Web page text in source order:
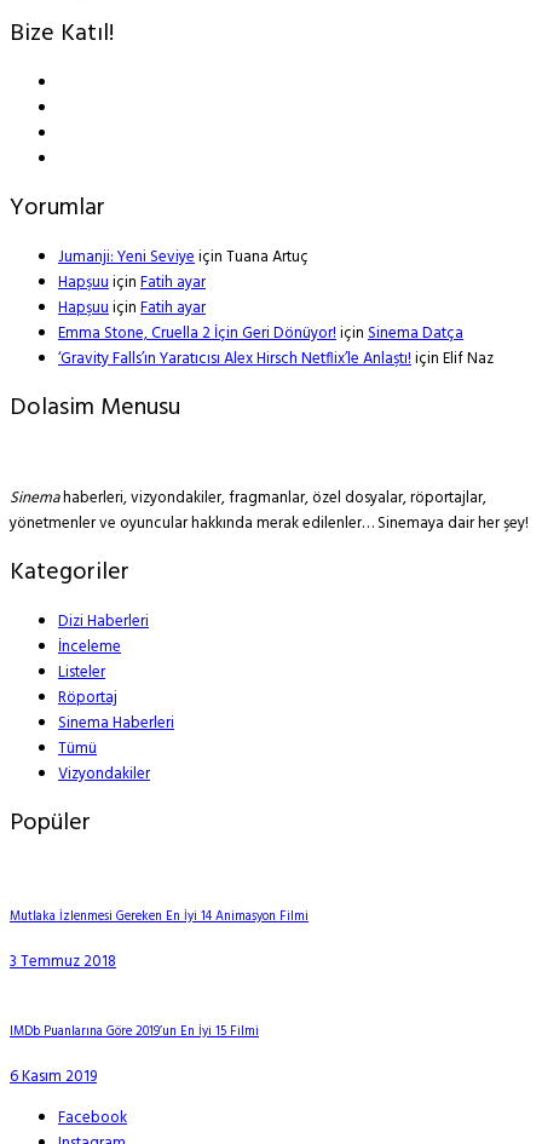
Bize Katıl!
Yorumlar
Jumanji: Yeni SeviyeiçinTuana Artuç
HapşuuiçinFatih ayar
HapşuuiçinFatih ayar
Emma Stone, Cruella 2 İçin Geri Dönüyor!içinSinema Datça
‘Gravity Falls’ın Yaratıcısı Alex Hirsch Netflix’le Anlaştı!içinElif Naz
Dolasim Menusu
Sinemahaberleri, vizyondakiler, fragmanlar, özel dosyalar, röportajlar,
yönetmenler ve oyuncular hakkında merak edilenler… Sinemaya dair her şey!
Kategoriler
Dizi Haberleri
İnceleme
Listeler
Röportaj
Sinema Haberleri
Tümü
Vizyondakiler
Popüler
Mutlaka İzlenmesi Gereken En İyi 14 Animasyon Filmi
3 Temmuz 2018
IMDb Puanlarına Göre 2019’un En İyi 15 Filmi
6 Kasım 2019
Facebook